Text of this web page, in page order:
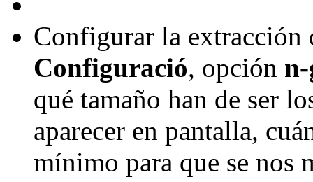
Configurar la extracción
Configuració, opción
qué tamaño han de ser
aparecer en pantalla,
mínimo para que se nos